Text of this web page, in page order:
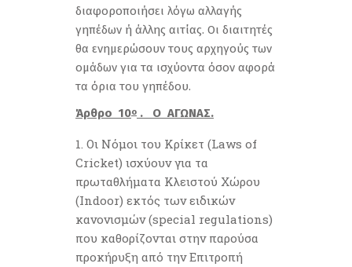
διαφοροποιήσει λόγω αλλαγής
γηπέδων ή άλλης αιτίας. Οι διαιτητές
θα ενημερώσουν τους αρχηγούς των
ομάδων για τα ισχύοντα όσον αφορά
τα όρια του γηπέδου.
Άρθρο 10ο . Ο ΑΓΩΝΑΣ.
Οι Nόμοι του Κρίκετ (Laws of
Cricket) ισχύουν για τα
πρωταθλήματα Κλειστού Χώρου
(Indoor) εκτός των ειδικών
κανονισμών (special regulations)
που καθορίζονται στην παρούσα
προκήρυξη από την Επιτροπή